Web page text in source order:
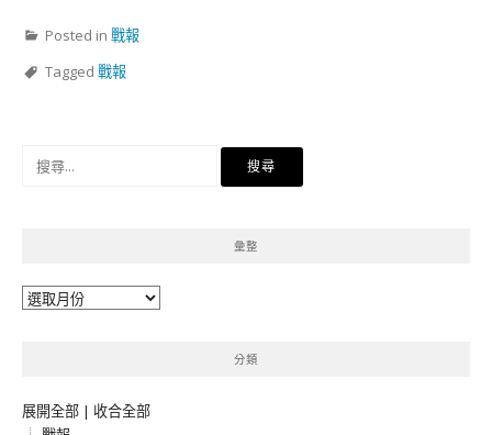
Posted in 戰報
Tagged 戰報
彙整
彙
分類
展開全部 | 收合全部